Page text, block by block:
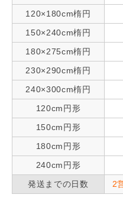
120×180cm楕円
150×240cm楕円
180×275cm楕円
230×290cm楕円
240×300cm楕円
120cm円形
150cm円形
180cm円形
240cm円形
発送までの日数
2